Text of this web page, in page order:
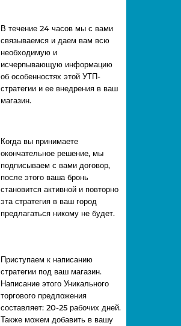
В течение 24 часов мы с вами
связываемся и даем вам всю
необходимую и
исчерпывающую информацию
об особенностях этой УТП-
стратегии и ее внедрения в ваш
магазин.
Когда вы принимаете
окончательное решение, мы
подписываем с вами договор,
после этого ваша бронь
становится активной и повторно
эта стратегия в ваш город
предлагаться никому не будет.
Приступаем к написанию
стратегии под ваш магазин.
Написание этого Уникального
торгового предложения
составляет: 20-25 рабочих дней.
Также можем добавить в вашу